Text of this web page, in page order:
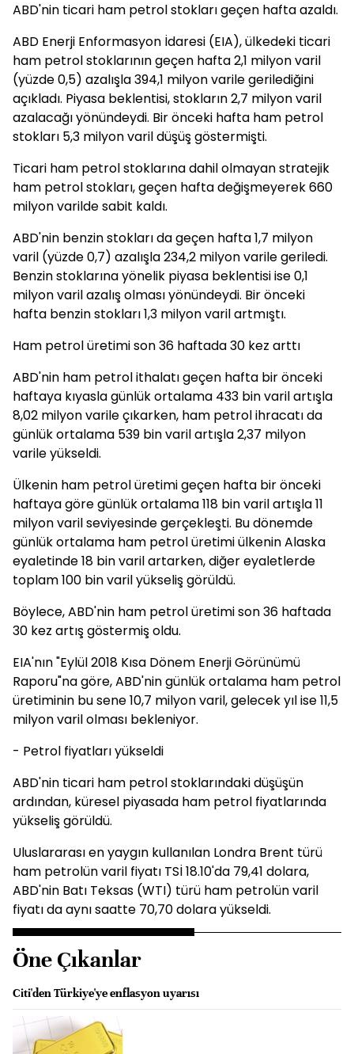
ABD'nin ticari ham petrol stokları geçen hafta azaldı.
ABD Enerji Enformasyon İdaresi (EIA), ülkedeki ticari
ham petrol stoklarının geçen hafta 2,1 milyon varil
(yüzde 0,5) azalışla 394,1 milyon varile gerilediğini
açıkladı. Piyasa beklentisi, stokların 2,7 milyon varil
azalacağı yönündeydi. Bir önceki hafta ham petrol
stokları 5,3 milyon varil düşüş göstermişti.
Ticari ham petrol stoklarına dahil olmayan stratejik
ham petrol stokları, geçen hafta değişmeyerek 660
milyon varilde sabit kaldı.
ABD'nin benzin stokları da geçen hafta 1,7 milyon
varil (yüzde 0,7) azalışla 234,2 milyon varile geriledi.
Benzin stoklarına yönelik piyasa beklentisi ise 0,1
milyon varil azalış olması yönündeydi. Bir önceki
hafta benzin stokları 1,3 milyon varil artmıştı.
Ham petrol üretimi son 36 haftada 30 kez arttı
ABD'nin ham petrol ithalatı geçen hafta bir önceki
haftaya kıyasla günlük ortalama 433 bin varil artışla
8,02 milyon varile çıkarken, ham petrol ihracatı da
günlük ortalama 539 bin varil artışla 2,37 milyon
varile yükseldi.
Ülkenin ham petrol üretimi geçen hafta bir önceki
haftaya göre günlük ortalama 118 bin varil artışla 11
milyon varil seviyesinde gerçekleşti. Bu dönemde
günlük ortalama ham petrol üretimi ülkenin Alaska
eyaletinde 18 bin varil artarken, diğer eyaletlerde
toplam 100 bin varil yükseliş görüldü.
Böylece, ABD'nin ham petrol üretimi son 36 haftada
30 kez artış göstermiş oldu.
EIA'nın "Eylül 2018 Kısa Dönem Enerji Görünümü
Raporu"na göre, ABD'nin günlük ortalama ham petrol
üretiminin bu sene 10,7 milyon varil, gelecek yıl ise 11,5
milyon varil olması bekleniyor.
- Petrol fiyatları yükseldi
ABD'nin ticari ham petrol stoklarındaki düşüşün
ardından, küresel piyasada ham petrol fiyatlarında
yükseliş görüldü.
Uluslararası en yaygın kullanılan Londra Brent türü
ham petrolün varil fiyatı TSİ 18.10'da 79,41 dolara,
ABD'nin Batı Teksas (WTI) türü ham petrolün varil
fiyatı da aynı saatte 70,70 dolara yükseldi.
Öne Çıkanlar
Citi'den Türkiye'ye enflasyon uyarısı